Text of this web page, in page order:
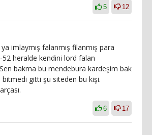
5 12
imlaymış falanmış filanmış para
heralde kendini lord falan
bakma bu mendebura kardeşim bak
gitti şu siteden bu kişi.
6 17